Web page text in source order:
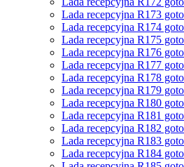
Lada recepcyjna R173
Lada recepcyjna R174
Lada recepcyjna R175
Lada recepcyjna R176
Lada recepcyjna R177
Lada recepcyjna R178
Lada recepcyjna R179
Lada recepcyjna R180
Lada recepcyjna R181
Lada recepcyjna R182
Lada recepcyjna R183
Lada recepcyjna R184